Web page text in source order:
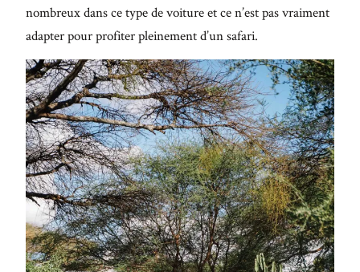
nombreux dans ce type de voiture et ce n’est pas vraiment
adapter pour profiter pleinement d’un safari.